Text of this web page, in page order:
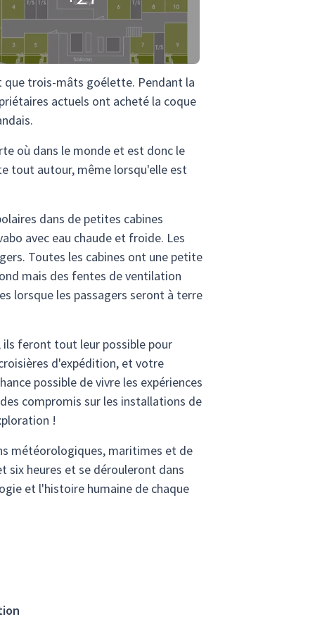
que trois-mâts goélette. Pendant la
actuels ont acheté la coque
où dans le monde et est donc le
tout autour, même lorsqu'elle est
dans de petites cabines
avec eau chaude et froide. Les
Toutes les cabines ont une petite
mais des fentes de ventilation
lorsque les passagers seront à terre
ils feront tout leur possible pour
d'expédition, et votre
possible de vivre les expériences
compromis sur les installations de
!
météorologiques, maritimes et de
six heures et se dérouleront dans
et l'histoire humaine de chaque